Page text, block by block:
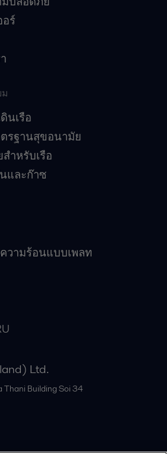
ร์
นเรือ
รฐานสุขอนามัย
ำหรับเรือ
และก๊าซ
วามร้อนแบบเพลท
Ltd.
Building Soi 34